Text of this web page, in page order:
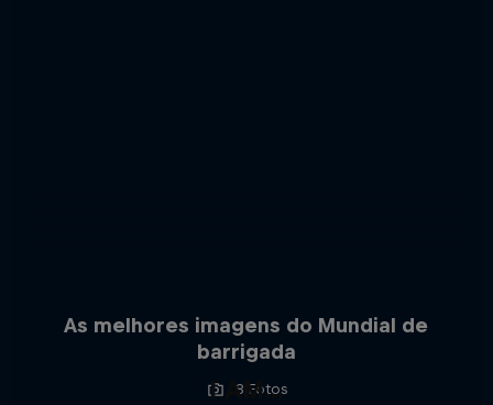
As melhores imagens do Mundial de
barrigada
8 Fotos
I AM...